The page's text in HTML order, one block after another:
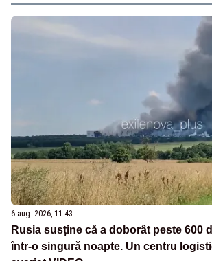
6 aug. 2026, 11:43
Rusia susține că a doborât peste 600
într-o singură noapte. Un centru